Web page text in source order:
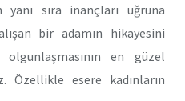
sıra inançları uğruna
bir adamın hikayesini
en güzel
Özellikle esere kadınların